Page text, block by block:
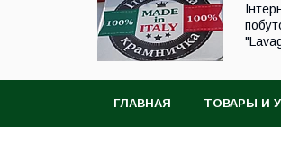
ГЛАВНАЯ ТОВАРЫ И